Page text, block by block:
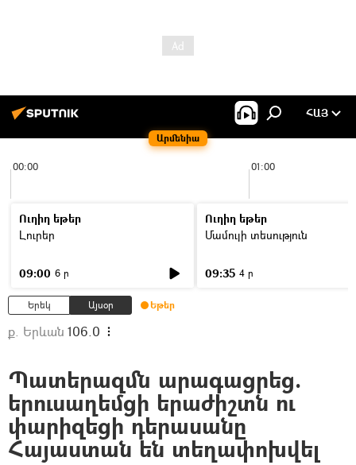
Արմենիա
ՀԱՅ
00:00 01:00
Ուղիղ եթեր
Լուրեր
09:00 6 ր
Ուղիղ եթեր
Մամուլի տեսություն
09:35 4 ր
Երեկ Այսօր Եթեր
ք. Երևան 106.0
Պատերազմն արագացրեց.
երուսաղեմցի երաժիշտն ու
փարիզեցի դերասանը
Հայաստան են տեղափոխվել